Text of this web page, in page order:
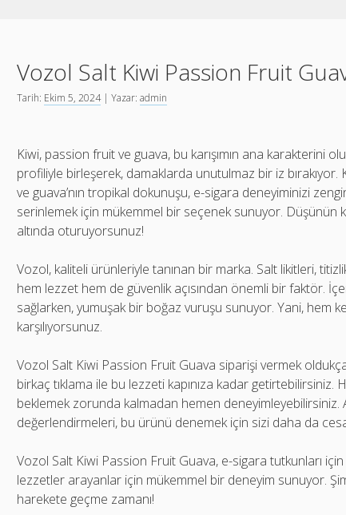
Vozol Salt Kiwi Passion Fruit
Tarih: Ekim 5, 2024| Yazar:admin
Kiwi, passion fruit ve guava, bu karışımın ana karakterini
profiliyle birleşerek, damaklarda unutulmaz bir iz bırakıyor.
ve guava’nın tropikal dokunuşu, e-sigara deneyiminizi
serinlemek için mükemmel bir seçenek sunuyor. Düşünün
altında oturuyorsunuz!
Vozol, kaliteli ürünleriyle tanınan bir marka. Salt likitleri,
hem lezzet hem de güvenlik açısından önemli bir faktör.
sağlarken, yumuşak bir boğaz vuruşu sunuyor. Yani, hem
karşılıyorsunuz.
Vozol Salt Kiwi Passion Fruit Guava siparişi vermek
birkaç tıklama ile bu lezzeti kapınıza kadar getirtebilirsiniz.
beklemek zorunda kalmadan hemen deneyimleyebilirsiniz.
değerlendirmeleri, bu ürünü denemek için sizi daha da
Vozol Salt Kiwi Passion Fruit Guava, e-sigara tutkunları
lezzetler arayanlar için mükemmel bir deneyim sunuyor.
harekete geçme zamanı!